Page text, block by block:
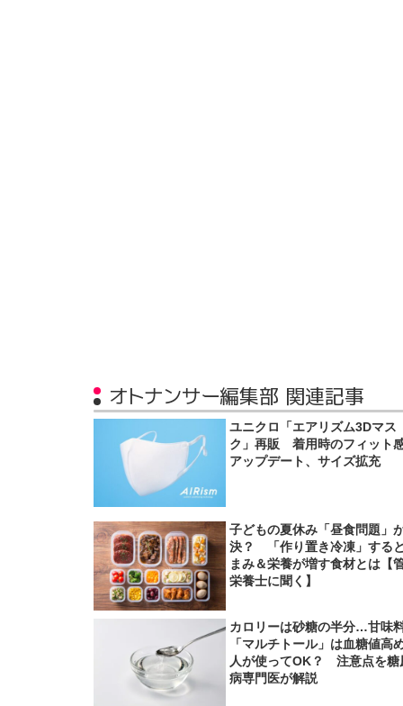
オトナンサー編集部 関連記事
ユニクロ「エアリズム3Dマス
ク」再販 着用時のフィット
アップデート、サイズ拡充
子どもの夏休み「昼食問題」
決？ 「作り置き冷凍」する
まみ＆栄養が増す食材とは【
栄養士に聞く】
カロリーは砂糖の半分…甘味
「マルチトール」は血糖値高
人が使ってOK？ 注意点を糖
病専門医が解説